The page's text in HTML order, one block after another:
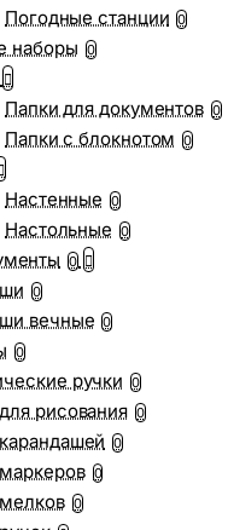
Погодные станции 0
наборы 0
Папки для документов 0
Папки с блокнотом 0
Настенные 0
Настольные 0
0
0
вечные 0
0
ручки 0
рисования 0
0
0
0